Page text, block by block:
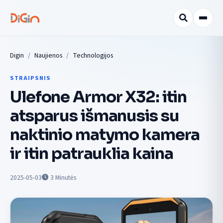
Digin Naujienos Technologijos
STRAIPSNIS
Ulefone Armor X32: itin
atsparus išmanusis su
naktinio matymo kamera
ir itin patrauklia kaina
2025-05-03 3 Minutės